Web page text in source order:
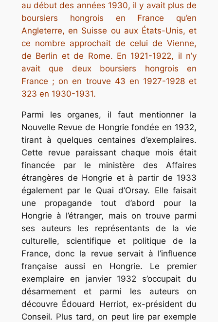
au début des années 1930, il y avait plus de
boursiers hongrois en France qu’en
Angleterre, en Suisse ou aux États-Unis, et
ce nombre approchait de celui de Vienne,
de Berlin et de Rome. En 1921-1922, il n’y
avait que deux boursiers hongrois en
France ; on en trouve 43 en 1927-1928 et
323 en 1930-1931.
Parmi les organes, il faut mentionner la
Nouvelle Revue de Hongrie fondée en 1932,
tirant à quelques centaines d’exemplaires.
Cette revue paraissant chaque mois était
financée par le ministère des Affaires
étrangères de Hongrie et à partir de 1933
également par le Quai d’Orsay. Elle faisait
une propagande tout d’abord pour la
Hongrie à l’étranger, mais on trouve parmi
ses auteurs les représentants de la vie
culturelle, scientifique et politique de la
France, donc la revue servait à l’influence
française aussi en Hongrie. Le premier
exemplaire en janvier 1932 s’occupait du
désarmement et parmi les auteurs on
découvre Édouard Herriot, ex-président du
Conseil. Plus tard, on peut lire par exemple